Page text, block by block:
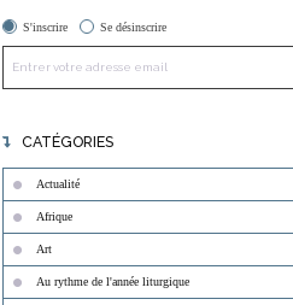
S'inscrire Se désinscrire
CATÉGORIES
Actualité
Afrique
Art
Au rythme de l'année liturgique